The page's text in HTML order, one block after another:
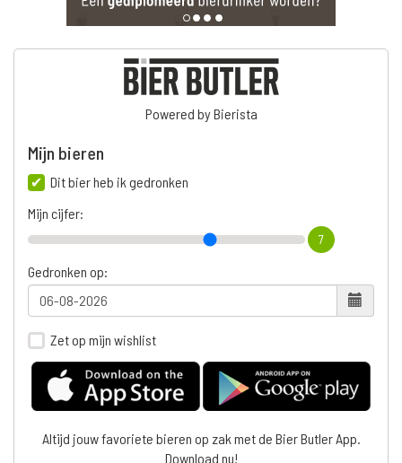
Powered by Bierista
Mijn bieren
Dit bier heb ik gedronken
Mijn cijfer:
7
Gedronken op:
Zet op mijn wishlist
Altijd jouw favoriete bieren op zak met de Bier Butler App.
Download nu!